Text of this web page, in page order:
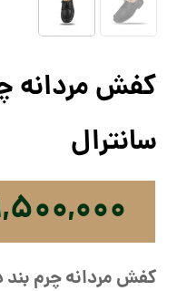
کفش مردانه
سانترال
کفش مردانه چرم بند